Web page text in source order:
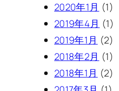
2020年1月 (1)
2019年4月 (1)
2019年1月 (2)
2018年2月 (1)
2018年1月 (2)